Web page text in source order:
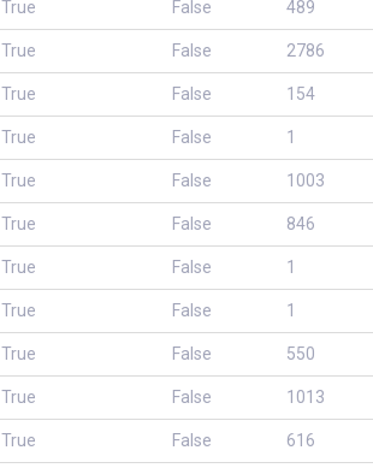
True False 489
True False 2786
True False 154
True False 1
True False 1003
True False 846
True False 1
True False 1
True False 550
True False 1013
True False 616